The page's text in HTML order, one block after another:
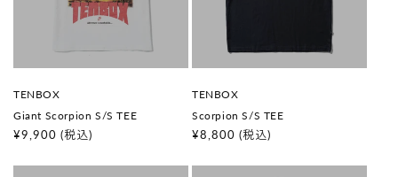
販
元
:
TENBOX
Giant Scorpion S/S TEE
通
価
¥9,900 (税込)
販
元
:
TENBOX
Scorpion S/S TEE
通
価
¥8,800 (税込)